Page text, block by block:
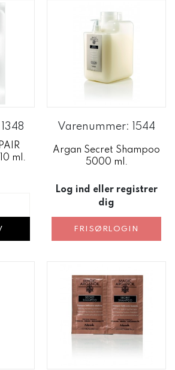
ml.
Varenummer: 1544
Argan Secret Shampoo
5000 ml.
Log ind eller registrer
dig
FRISØRLOGIN